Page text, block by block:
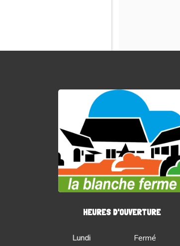
HEURES D'OUVERTURE
Lundi
Fermé